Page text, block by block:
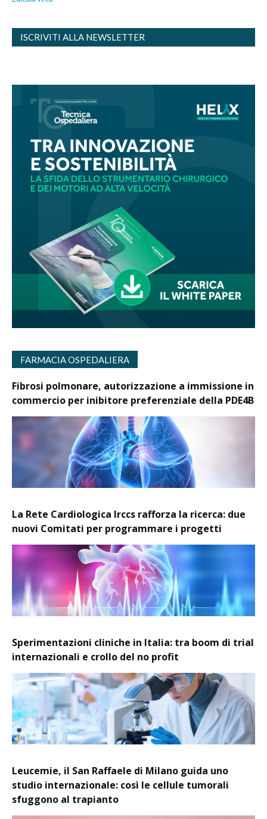
ISCRIVITI ALLA NEWSLETTER
FARMACIA OSPEDALIERA
Fibrosi polmonare, autorizzazione a immissione in
commercio per inibitore preferenziale della PDE4B
La Rete Cardiologica Irccs rafforza la ricerca: due
nuovi Comitati per programmare i progetti
Sperimentazioni cliniche in Italia: tra boom di trial
internazionali e crollo del no profit
Leucemie, il San Raffaele di Milano guida uno
studio internazionale: così le cellule tumorali
sfuggono al trapianto